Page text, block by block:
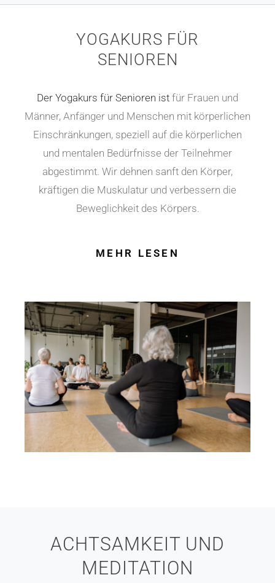
YOGAKURS FÜR
SENIOREN
Der Yogakurs für Senioren ist für Frauen und
Männer, Anfänger und Menschen mit körperlichen
Einschränkungen, speziell auf die körperlichen
und mentalen Bedürfnisse der Teilnehmer
abgestimmt. Wir dehnen sanft den Körper,
kräftigen die Muskulatur und verbessern die
Beweglichkeit des Körpers.
MEHR LESEN
ACHTSAMKEIT UND
MEDITATION